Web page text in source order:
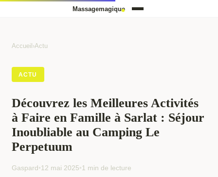
Accueil ›Actu
ACTU
Découvrez les Meilleures Activités
à Faire en Famille à Sarlat : Séjour
Inoubliable au Camping Le
Perpetuum
Gaspard•12 mai 2025•1 min de lecture